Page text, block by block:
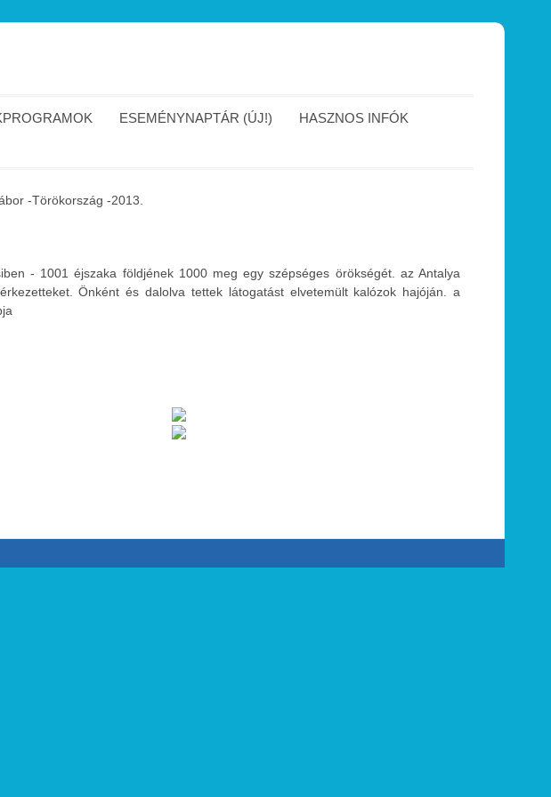
ESEMÉNYNAPTÁR (ÚJ!)
HASZNOS INFÓK
-Törökország -2013.
- 1001 éjszaka földjének 1000 meg egy szépséges örökségét. az Antalya
Önként és dalolva tettek látogatást elvetemült kalózok hajóján. a